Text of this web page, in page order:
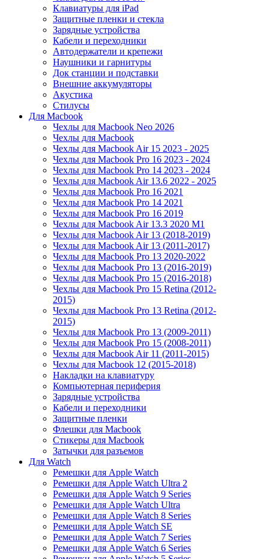
Клавиатуры для iPad
Защитные пленки и стекла
Зарядные устройства
Кабели и переходники
Автодержатели и крепежи
Наушники и гарнитуры
Док станции и подставки
Внешние аккумуляторы
Акустика
Стилусы
Для Macbook
Чехлы для Macbook Neo 2026
Чехлы для Macbook
Чехлы для Macbook Air 15 2023 - 2025
Чехлы для Macbook Pro 16 2023 - 2024
Чехлы для Macbook Pro 14 2023 - 2024
Чехлы для Macbook Air 13.6 2022 - 2025
Чехлы для Macbook Pro 16 2021
Чехлы для Macbook Pro 14 2021
Чехлы для Macbook Pro 16 2019
Чехлы для Macbook Air 13.3 2020 M1
Чехлы для Macbook Air 13 (2018-2019)
Чехлы для Macbook Air 13 (2011-2017)
Чехлы для Macbook Pro 13 2020-2022
Чехлы для Macbook Pro 13 (2016-2019)
Чехлы для Macbook Pro 15 (2016-2018)
Чехлы для Macbook Pro 15 Retina (2012-
2015)
Чехлы для Macbook Pro 13 Retina (2012-
2015)
Чехлы для Macbook Pro 13 (2009-2011)
Чехлы для Macbook Pro 15 (2008-2011)
Чехлы для Macbook Air 11 (2011-2015)
Чехлы для Macbook 12 (2015-2018)
Накладки на клавиатуру
Компьютерная периферия
Зарядные устройства
Кабели и переходники
Защитные пленки
Флешки для Macbook
Стикеры для Macbook
Затычки для разъемов
Для Watch
Ремешки для Apple Watch
Ремешки для Apple Watch Ultra 2
Ремешки для Apple Watch 9 Series
Ремешки для Apple Watch Ultra
Ремешки для Apple Watch 8 Series
Ремешки для Apple Watch SE
Ремешки для Apple Watch 7 Series
Ремешки для Apple Watch 6 Series